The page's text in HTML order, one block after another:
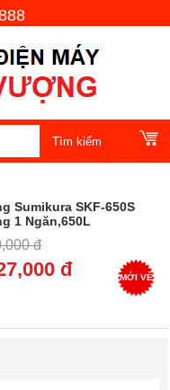
Sumikura SKF-650S
1 Ngăn,650L
đ
đ MỚI VỀ